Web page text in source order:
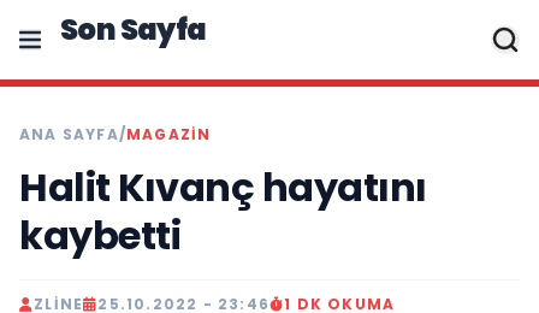
Son Sayfa
ANA SAYFA/MAGAZIN
Halit Kıvanç hayatını
kaybetti
ZLINE 25.10.2022 - 23:46 1 DK OKUMA